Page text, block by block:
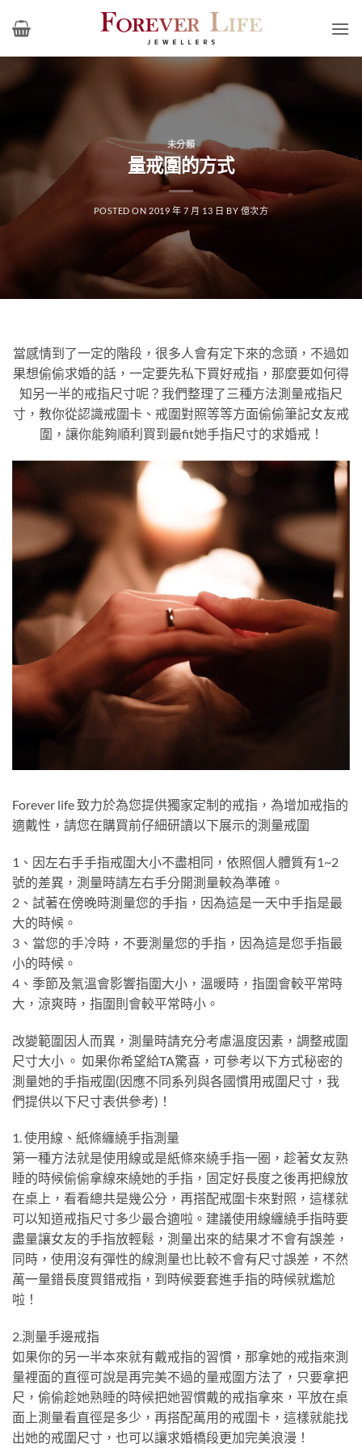
未分類
量戒圍的方式
POSTED ON 2019 年 7 月 13 日 BY 億次方
當感情到了一定的階段，很多人會有定下來的念頭，不過如
果想偷偷求婚的話，一定要先私下買好戒指，那麼要如何得
知另一半的戒指尺寸呢？我們整理了三種方法測量戒指尺
寸，教你從認識戒圍卡、戒圍對照等等方面偷偷筆記女友戒
圍，讓你能夠順利買到最fit她手指尺寸的求婚戒！
Forever life 致力於為您提供獨家定制的戒指，為增加戒指的
適戴性，請您在購買前仔細研讀以下展示的測量戒圍
1、因左右手手指戒圍大小不盡相同，依照個人體質有1~2
號的差異，測量時請左右手分開測量較為準確。
2、試著在傍晚時測量您的手指，因為這是一天中手指是最
大的時候。
3、當您的手冷時，不要測量您的手指，因為這是您手指最
小的時候。
4、季節及氣溫會影響指圍大小，溫暖時，指圍會較平常時
大，涼爽時，指圍則會較平常時小。
改變範圍因人而異，測量時請充分考慮溫度因素，調整戒圍
尺寸大小 。 如果你希望給TA驚喜，可參考以下方式秘密的
測量她的手指戒圍(因應不同系列與各國慣用戒圍尺寸，我
們提供以下尺寸表供參考)！
1. 使用線、紙條纏繞手指測量
第一種方法就是使用線或是紙條來繞手指一圈，趁著女友熟
睡的時候偷偷拿線來繞她的手指，固定好長度之後再把線放
在桌上，看看總共是幾公分，再搭配戒圍卡來對照，這樣就
可以知道戒指尺寸多少最合適啦。建議使用線纏繞手指時要
盡量讓女友的手指放輕鬆，測量出來的結果才不會有誤差，
同時，使用沒有彈性的線測量也比較不會有尺寸誤差，不然
萬一量錯長度買錯戒指，到時候要套進手指的時候就尷尬
啦！
2.測量手邊戒指
如果你的另一半本來就有戴戒指的習慣，那拿她的戒指來測
量裡面的直徑可說是再完美不過的量戒圍方法了，只要拿把
尺，偷偷趁她熟睡的時候把她習慣戴的戒指拿來，平放在桌
面上測量看直徑是多少，再搭配萬用的戒圍卡，這樣就能找
出她的戒圍尺寸，也可以讓求婚橋段更加完美浪漫！